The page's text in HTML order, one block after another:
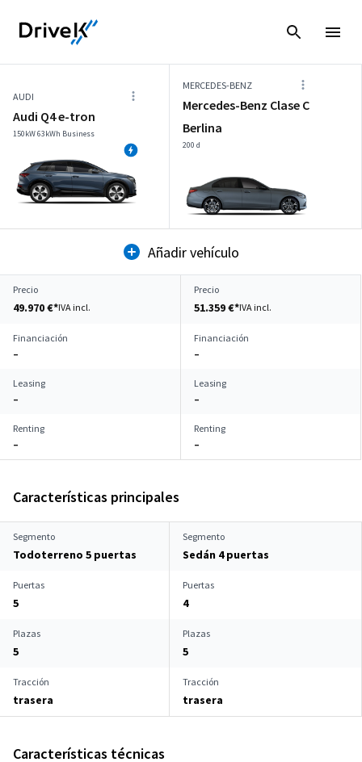
AUDI
Audi Q4 e-tron
150kW 63kWh Business
MERCEDES-BENZ
Mercedes-Benz Clase C
Berlina
200 d
Añadir vehículo
Precio
49.970 €*IVA incl.
Precio
51.359 €*IVA incl.
Financiación
–
Financiación
–
Leasing
–
Leasing
–
Renting
–
Renting
–
Características principales
Segmento
Todoterreno 5 puertas
Segmento
Sedán 4 puertas
Puertas
5
Puertas
4
Plazas
5
Plazas
5
Tracción
trasera
Tracción
trasera
Características técnicas